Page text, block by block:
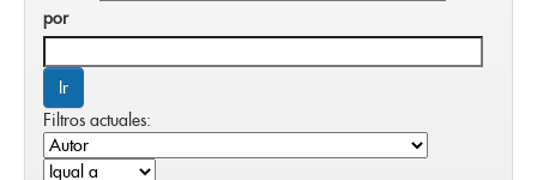
por
Filtros actuales: